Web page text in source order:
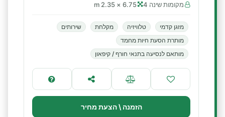
מקומות שינה 4 6.75 × 2.35 m
מזגן קדמי טלוויזיה מקלחת
שירותים
מותרת הסעת חיות מחמד
מותאם לנסיעה בתנאי חורף / קיפאון
הזמנה \ הצעת מחיר